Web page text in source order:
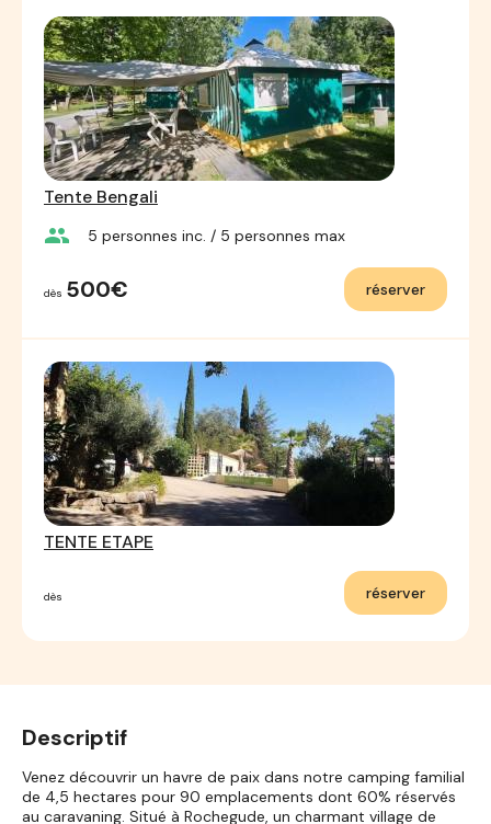
Tente Bengali
group 5 personnes inc. / 5 personnes max
dès 500€ réserver
TENTE ETAPE
dès réserver
Descriptif
Venez découvrir un havre de paix dans notre camping familial
de 4,5 hectares pour 90 emplacements dont 60% réservés
au caravaning. Situé à Rochegude, un charmant village de